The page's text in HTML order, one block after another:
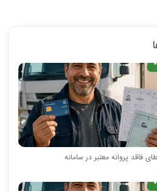
فاقد پروانه معتبر در سامانه